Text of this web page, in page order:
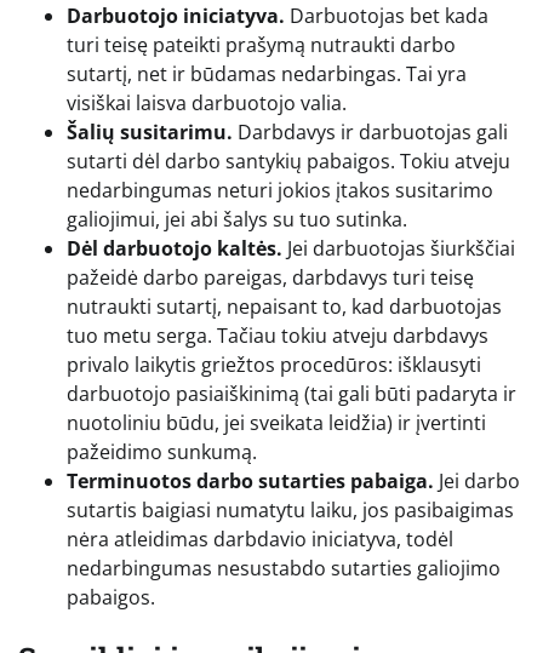
Darbuotojo iniciatyva. Darbuotojas bet kada
turi teisę pateikti prašymą nutraukti darbo
sutartį, net ir būdamas nedarbingas. Tai yra
visiškai laisva darbuotojo valia.
Šalių susitarimu. Darbdavys ir darbuotojas gali
sutarti dėl darbo santykių pabaigos. Tokiu atveju
nedarbingumas neturi jokios įtakos susitarimo
galiojimui, jei abi šalys su tuo sutinka.
Dėl darbuotojo kaltės. Jei darbuotojas šiurkščiai
pažeidė darbo pareigas, darbdavys turi teisę
nutraukti sutartį, nepaisant to, kad darbuotojas
tuo metu serga. Tačiau tokiu atveju darbdavys
privalo laikytis griežtos procedūros: išklausyti
darbuotojo pasiaiškinimą (tai gali būti padaryta ir
nuotoliniu būdu, jei sveikata leidžia) ir įvertinti
pažeidimo sunkumą.
Terminuotos darbo sutarties pabaiga. Jei darbo
sutartis baigiasi numatytu laiku, jos pasibaigimas
nėra atleidimas darbdavio iniciatyva, todėl
nedarbingumas nesustabdo sutarties galiojimo
pabaigos.